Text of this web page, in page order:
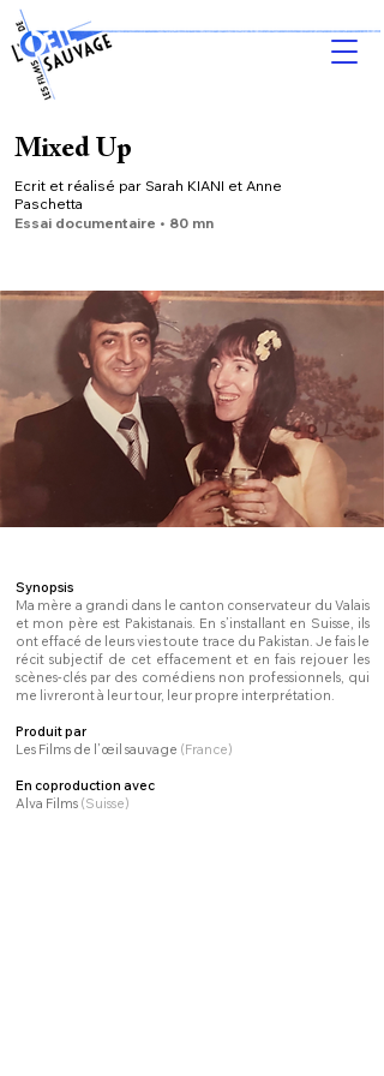
Mixed Up
Ecrit et réalisé par Sarah KIANI et Anne
Paschetta
Essai documentaire • 80 mn
Synopsis
Ma mère a grandi dans le canton conservateur du Valais
et mon père est Pakistanais. En s’installant en Suisse, ils
ont effacé de leurs vies toute trace du Pakistan. Je fais le
récit subjectif de cet effacement et en fais rejouer les
scènes-clés par des comédiens non professionnels, qui
me livreront à leur tour, leur propre interprétation.
Produit par
Les Films de l’œil sauvage (France)
En coproduction avec
Alva Films (Suisse)